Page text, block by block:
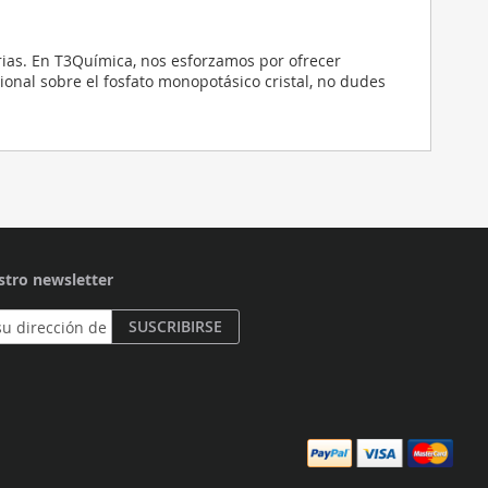
En T3Química, nos esforzamos por ofrecer
sobre el fosfato monopotásico cristal, no dudes
newsletter
SUSCRIBIRSE